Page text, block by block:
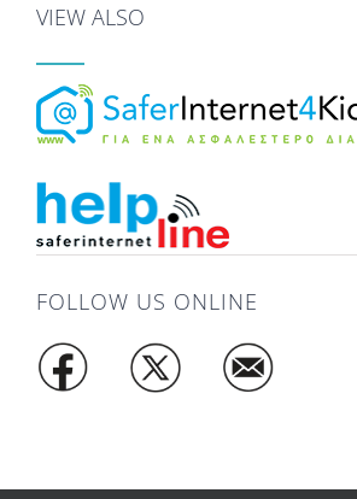
VIEW ALSO
FOLLOW US ONLINE